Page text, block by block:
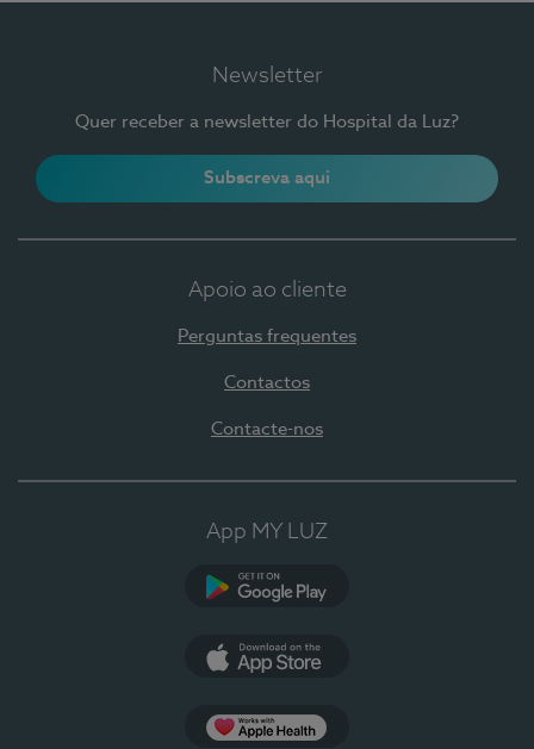
Newsletter
Quer receber a newsletter do Hospital da Luz?
Subscreva aqui
Apoio ao cliente
Perguntas frequentes
Contactos
Contacte-nos
App MY LUZ